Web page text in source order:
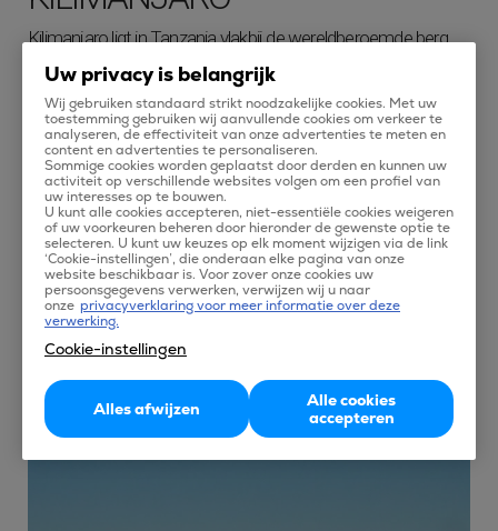
Boek nu
Kilimanjaro ligt in Tanzania vlakbij de wereldberoemde berg
met dezelfde naam. Velen willen eens in hun leven deze
magische berg, met bijna 6000 meter de hoogste van Afrika,
beklimmen. Op de flanken van de berg zijn dan ook altijd
groepen wandelaars met hun gidsen te vinden. Naast het
leveren van een prestatie door de top van de berg te halen,
kun je in het Kilimanjaro Nationaal Park ook genieten van de
indrukwekkende flora en fauna.
Goedkoop vliegen naar Kilimanjaro kan via de voordelige
vluchten en vliegtickets naar Kilimanjaro die je kunt vergelijken
op Tix!
Uw privacy is belangrijk
Wij gebruiken standaard strikt noodzakelijke cookies. Met uw
toestemming gebruiken wij aanvullende cookies om verkeer te
analyseren, de effectiviteit van onze advertenties te meten en
content en advertenties te personaliseren.
Sommige cookies worden geplaatst door derden en kunnen uw
activiteit op verschillende websites volgen om een profiel van
uw interesses op te bouwen.
U kunt alle cookies accepteren, niet-essentiële cookies weigeren
of uw voorkeuren beheren door hieronder de gewenste optie te
selecteren. U kunt uw keuzes op elk moment wijzigen via de link
‘Cookie-instellingen’, die onderaan elke pagina van onze
website beschikbaar is. Voor zover onze cookies uw
persoonsgegevens verwerken, verwijzen wij u naar
onze privacyverklaring voor meer informatie over deze
verwerking.
Cookie-instellingen
Alles afwijzen
Alle cookies
accepteren